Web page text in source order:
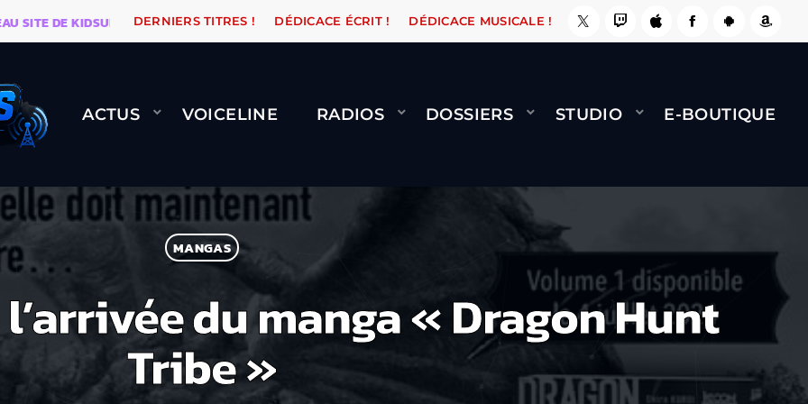
DE KIDSUNE WARÉTRO ORANGE ROAD QUI PASSE, ÇA LE FAIT ! NAMI BERNARD MINET -
DERNIERS TITRES ! DÉDICACE ÉCRIT ! DÉDICACE MUSICALE !
ACTUS VOICELINE RADIOS DOSSIERS STUDIO E-BOUTIQUE
MANGAS
du manga « Dragon Hunt
Tribe »